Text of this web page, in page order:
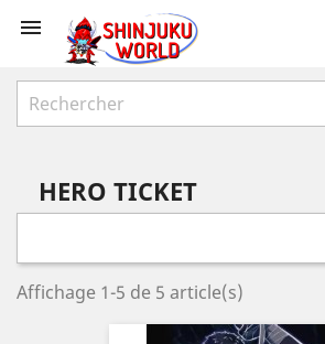

HERO TICKET
Affichage 1-5 de 5 article(s)